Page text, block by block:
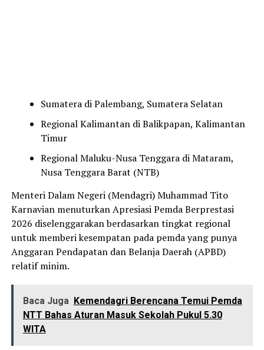
Sumatera di Palembang, Sumatera Selatan
Regional Kalimantan di Balikpapan, Kalimantan
Timur
Regional Maluku-Nusa Tenggara di Mataram,
Nusa Tenggara Barat (NTB)
Menteri Dalam Negeri (Mendagri) Muhammad Tito
Karnavian menuturkan Apresiasi Pemda Berprestasi
2026 diselenggarakan berdasarkan tingkat regional
untuk memberi kesempatan pada pemda yang punya
Anggaran Pendapatan dan Belanja Daerah (APBD)
relatif minim.
Baca Juga Kemendagri Berencana Temui Pemda
NTT Bahas Aturan Masuk Sekolah Pukul 5.30
WITA